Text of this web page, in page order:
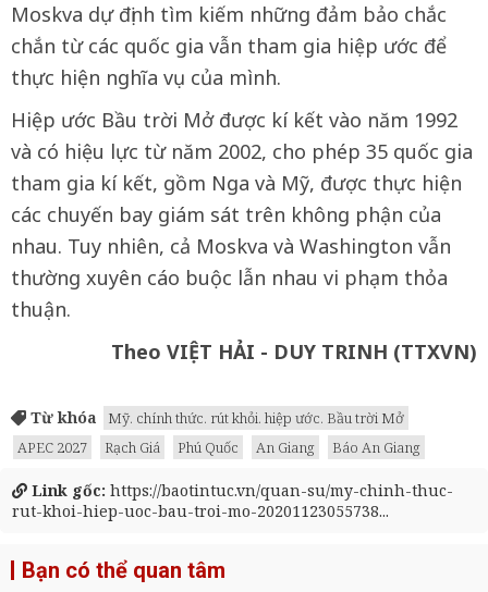
Moskva dự định tìm kiếm những đảm bảo chắc
chắn từ các quốc gia vẫn tham gia hiệp ước để
thực hiện nghĩa vụ của mình.
Hiệp ước Bầu trời Mở được kí kết vào năm 1992
và có hiệu lực từ năm 2002, cho phép 35 quốc gia
tham gia kí kết, gồm Nga và Mỹ, được thực hiện
các chuyến bay giám sát trên không phận của
nhau. Tuy nhiên, cả Moskva và Washington vẫn
thường xuyên cáo buộc lẫn nhau vi phạm thỏa
thuận.
Theo VIỆT HẢI - DUY TRINH (TTXVN)
Từ khóa
Mỹ. chính thức. rút khỏi. hiệp ước. Bầu trời Mở
APEC 2027
Rạch Giá Phú Quốc An Giang Báo An Giang
Link gốc: https://baotintuc.vn/quan-su/my-chinh-thuc-
rut-khoi-hiep-uoc-bau-troi-mo-20201123055738...
Bạn có thể quan tâm